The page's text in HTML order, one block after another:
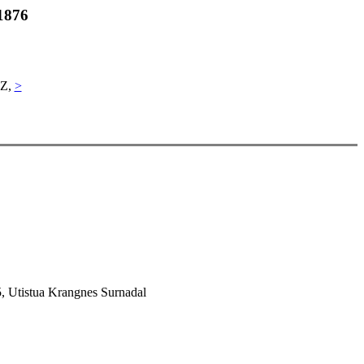
>
Utistua Krangnes Surnadal